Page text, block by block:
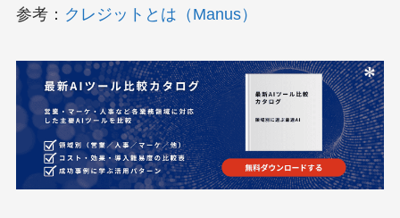
参考： クレジットとは（Manus）